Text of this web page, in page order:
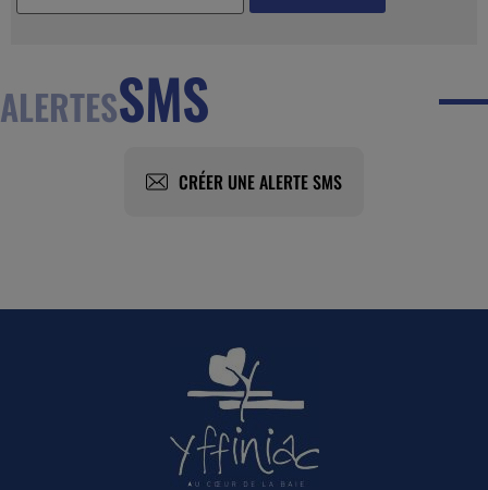
ALERTESSMS
CRÉER UNE ALERTE SMS